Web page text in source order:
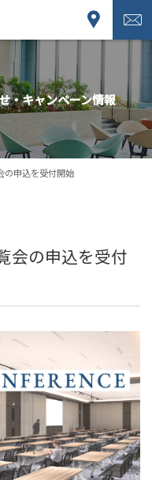
・キャンペーン情報
の申込を受付開始
会の申込を受付